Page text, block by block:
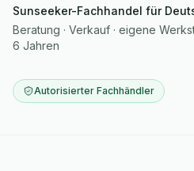
Sunseeker-Fachhandel für
Beratung · Verkauf · eigene
6 Jahren
Autorisierter Fachhändler